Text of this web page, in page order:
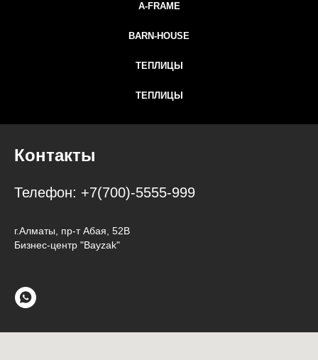
A-FRAME
BARN-HOUSE
ТЕПЛИЦЫ
ТЕПЛИЦЫ
Контакты
Телефон: +7(700)-5555-999
г.Алматы, пр-т Абая, 52В
Бизнес-центр "Bayzak"